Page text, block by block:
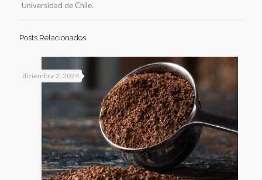
Universidad de Chile.
Posts Relacionados
diciembre 2, 2024